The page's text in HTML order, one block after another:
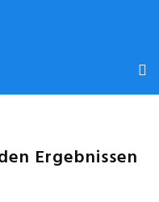
Ergebnissen